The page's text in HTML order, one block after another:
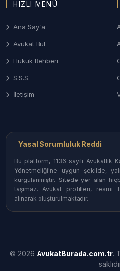
3. Tahliye ve Kira
Binanın yıkımı aşamasında
yardımı alması ve tahliye
İnşaat
Türleri
Gecikme
Tazminatı
İnşaatın sözleşme
süresinde
Ayıplı
İmalat
Projeye veya fen
kurallarına aykırı
Ruhsata veya
HIZLI MENÜ
Ana Sayfa
Avukat Bul
Hukuk Rehberi
S.S.S.
İletişim
Yasal Sorumluluk Reddi
Bu platform, 1136 sayılı Avukatlık
Yönetmeliği'ne uygun şekilde,
kurgulanmıştır. Sitede yer alan
taşımaz. Avukat profilleri, resmi
alınarak oluşturulmaktadır.
© 2026 AvukatBurada.com.tr.